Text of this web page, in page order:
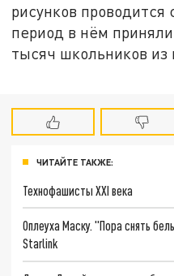
рисунков проводится
период в нём
тысяч школьников из
ЧИТАЙТЕ ТАКЖЕ:
Технофашисты XXI века
Оплеуха Маску. "Пора снять
Starlink